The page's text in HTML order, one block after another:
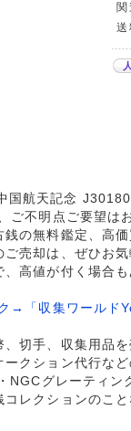
送
航天記念
不明点ご要望は
の無料鑑定、高
売却は、ぜひお
高値が付く場合
→「収集ワールド
切手、収集用品を
クション代行など
グレーティン
レクションのこと